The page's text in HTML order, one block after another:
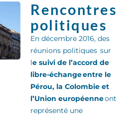
Rencontres
politiques
En décembre 2016, des
réunions politiques sur
le suivi de l’accord de
libre-échange entre le
Pérou, la Colombie et
l’Union européenneont
représenté une